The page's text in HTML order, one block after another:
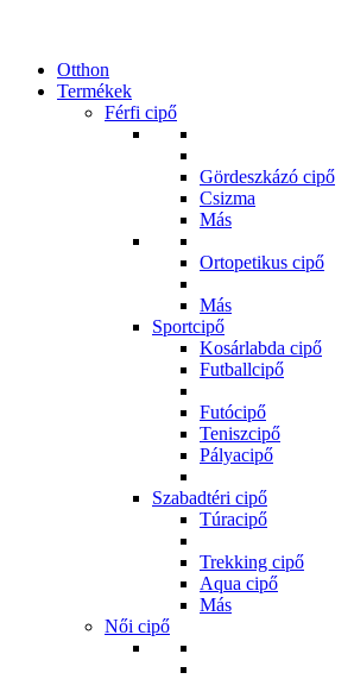
Otthon
Termékek
Férfi cipő
Gördeszkázó cipő
Csizma
Más
Ortopetikus cipő
Más
Sportcipő
Kosárlabda cipő
Futballcipő
Futócipő
Teniszcipő
Pályacipő
Szabadtéri cipő
Túracipő
Trekking cipő
Aqua cipő
Más
Női cipő